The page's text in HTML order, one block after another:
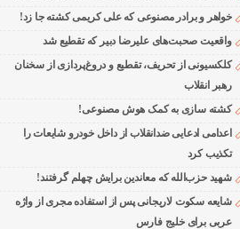
خواهر و برادر مصنوعی که علی کریمی کشته جا زد!
واقعیت صحبت‌های علیرضا دبیر که تقطیع شد
کلکسیونی از تحریف، تقطیع و دروغ‌پردازی از سخنان
رهبر انقلاب
کشته سازی به کمک هوش مصنوعی!
اعدامی ادعایی ضدانقلاب از داخل خودرو شایعات را
تکذیب کرد
شهید حزب‌الله که معاندین برایش چهلم گرفتند!
شایعه سکوت لاریجانی پس از استفاده مجری از واژه
عربی برای خلیج فارس